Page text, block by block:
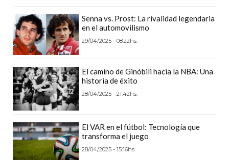
DE
PERGAMINO
LOS
PRECIOS
EN
SUPLEMENTOS
EN
PERGAMINO
SUPLEMENTOS
Senna vs. Prost: La rivalidad legendaria
en el automovilismo
29/04/2025 - 08:22hs.
El camino de Ginóbili hacia la NBA: Una
historia de éxito
28/04/2025 - 21:42hs.
El VAR en el fútbol: Tecnología que
transforma el juego
28/04/2025 - 15:16hs.